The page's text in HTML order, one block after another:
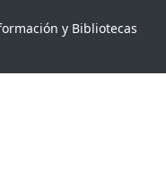
y Bibliotecas